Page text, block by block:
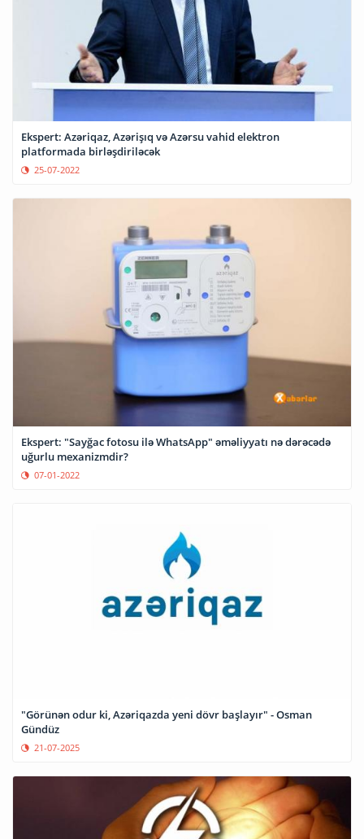
Ekspert: Azəriqaz, Azərişıq və Azərsu vahid elektron
platformada birləşdiriləcək
25-07-2022
Ekspert: "Sayğac fotosu ilə WhatsApp" əməliyyatı nə dərəcədə
uğurlu mexanizmdir?
07-01-2022
"Görünən odur ki, Azəriqazda yeni dövr başlayır" - Osman
Gündüz
21-07-2025